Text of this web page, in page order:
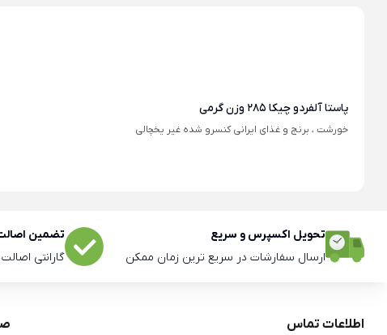
پاستا آلفردو چیکا 285 وزن گرمی
خورشت ، برنج و غذای ایرانی کنسرو شده غیر یخچالی
تحویل اکسپرس و سریع
ارسال سفارشات در سریع ترین زمان ممکن
تضمین اصالت
گارانتی
اطلاعات تماس